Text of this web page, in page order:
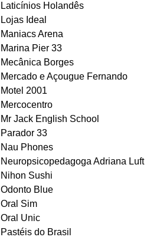
Laticínios Holandês
Lojas Ideal
Maniacs Arena
Marina Pier 33
Mecânica Borges
Mercado e Açougue Fernando
Motel 2001
Mercocentro
Mr Jack English School
Parador 33
Nau Phones
Neuropsicopedagoga Adriana Luft
Nihon Sushi
Odonto Blue
Oral Sim
Oral Unic
Pastéis do Brasil